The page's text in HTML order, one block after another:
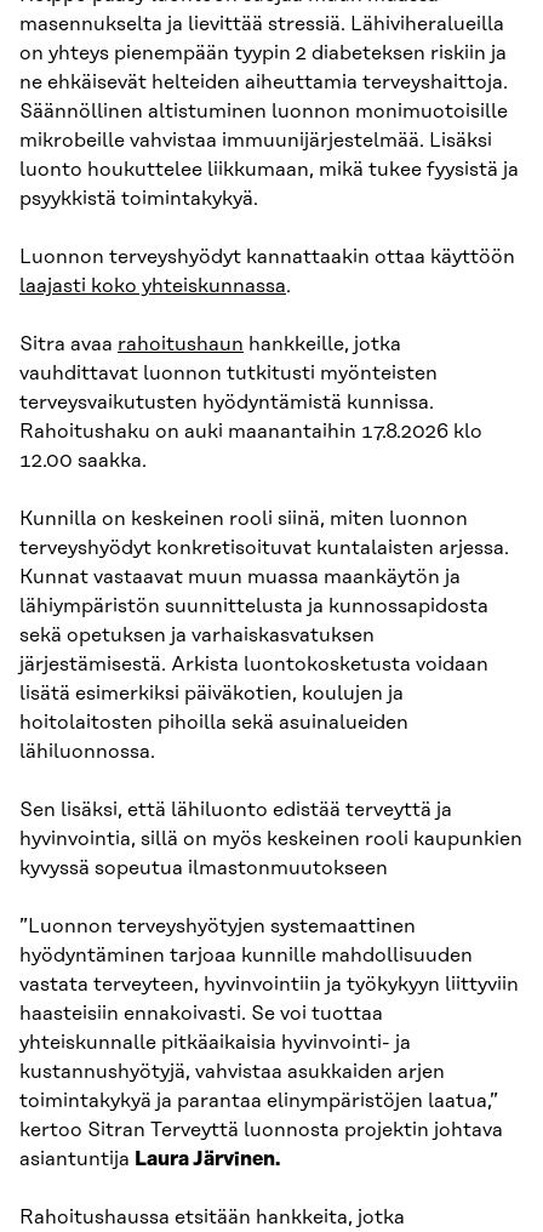
masennukselta ja lievittää stressiä. Lähiviheralueilla
on yhteys pienempään tyypin 2 diabeteksen riskiin ja
ne ehkäisevät helteiden aiheuttamia terveyshaittoja.
Säännöllinen altistuminen luonnon monimuotoisille
mikrobeille vahvistaa immuunijärjestelmää. Lisäksi
luonto houkuttelee liikkumaan, mikä tukee fyysistä ja
psyykkistä toimintakykyä.
Luonnon terveyshyödyt kannattaakin ottaa käyttöön
laajasti koko yhteiskunnassa.
Sitra avaa rahoitushaun hankkeille, jotka
vauhdittavat luonnon tutkitusti myönteisten
terveysvaikutusten hyödyntämistä kunnissa.
Rahoitushaku on auki maanantaihin 17.8.2026 klo
12.00 saakka.
Kunnilla on keskeinen rooli siinä, miten luonnon
terveyshyödyt konkretisoituvat kuntalaisten arjessa.
Kunnat vastaavat muun muassa maankäytön ja
lähiympäristön suunnittelusta ja kunnossapidosta
sekä opetuksen ja varhaiskasvatuksen
järjestämisestä. Arkista luontokosketusta voidaan
lisätä esimerkiksi päiväkotien, koulujen ja
hoitolaitosten pihoilla sekä asuinalueiden
lähiluonnossa.
Sen lisäksi, että lähiluonto edistää terveyttä ja
hyvinvointia, sillä on myös keskeinen rooli kaupunkien
kyvyssä sopeutua ilmastonmuutokseen
”Luonnon terveyshyötyjen systemaattinen
hyödyntäminen tarjoaa kunnille mahdollisuuden
vastata terveyteen, hyvinvointiin ja työkykyyn liittyviin
haasteisiin ennakoivasti. Se voi tuottaa
yhteiskunnalle pitkäaikaisia hyvinvointi- ja
kustannushyötyjä, vahvistaa asukkaiden arjen
toimintakykyä ja parantaa elinympäristöjen laatua,”
kertoo Sitran Terveyttä luonnosta projektin johtava
asiantuntija Laura Järvinen.
Rahoitushaussa etsitään hankkeita, jotka